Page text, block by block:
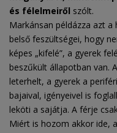
és félelmeiről szólt.
Markánsan példázza azt
belső feszültségei, hogy
képes „kifelé”, a gyerek
beszűkült állapotban van.
leterhelt, a gyerek a
bajaival, igényeivel is
leköti a sajátja. A férje
Miért is hozom akkor ide,